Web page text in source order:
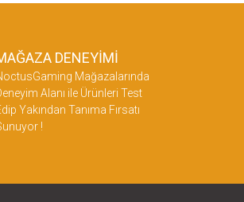
DENEYİMİ
Mağazalarında
Alanı ile Ürünleri Test
Yakından Tanıma Fırsatı
!